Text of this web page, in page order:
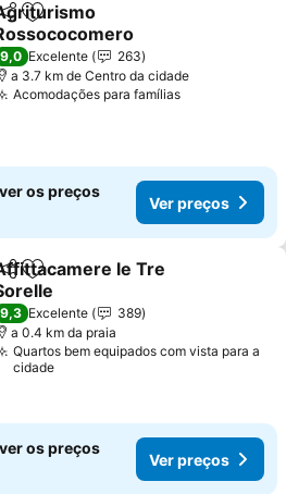
Adicionar aos favoritos
preços
9,0 Excelente
263
a 3.7 km de Centro da cidade
Acomodações para famíliasVer preços
os preços
Ver preços
Adicionar aos favoritos
le Tre
preços
9,3 Excelente
389
a 0.4 km da praia
Quartos bem equipados com vista para a
cidade
os preços
Ver preços